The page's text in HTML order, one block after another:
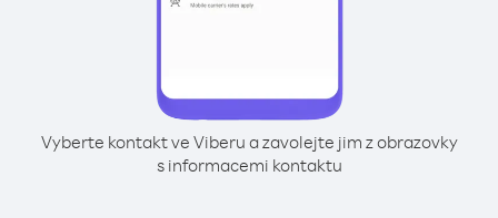
Vyberte kontakt ve Viberu a zavolejte jim z obrazovky
s informacemi kontaktu